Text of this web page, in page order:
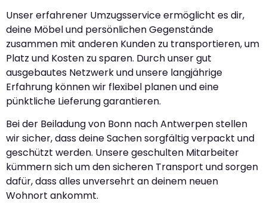
Unser erfahrener Umzugsservice ermöglicht es dir,
deine Möbel und persönlichen Gegenstände
zusammen mit anderen Kunden zu transportieren, um
Platz und Kosten zu sparen. Durch unser gut
ausgebautes Netzwerk und unsere langjährige
Erfahrung können wir flexibel planen und eine
pünktliche Lieferung garantieren.
Bei der Beiladung von Bonn nach Antwerpen stellen
wir sicher, dass deine Sachen sorgfältig verpackt und
geschützt werden. Unsere geschulten Mitarbeiter
kümmern sich um den sicheren Transport und sorgen
dafür, dass alles unversehrt an deinem neuen
Wohnort ankommt.